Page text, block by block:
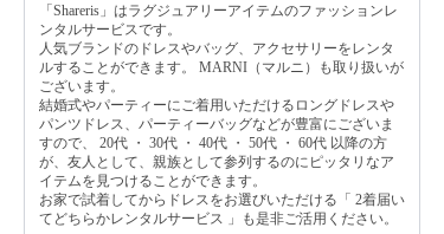
「Shareris」はラグジュアリーアイテムのファッションレ
ンタルサービスです。
人気ブランドのドレスやバッグ、アクセサリーをレンタ
ルすることができます。 MARNI（マルニ）も取り扱いが
ございます。
結婚式やパーティーにご着用いただけるロングドレスや
パンツドレス、パーティーバッグなどが豊富にございま
すので、 20代 ・ 30代 ・ 40代 ・ 50代 ・ 60代 以降の方
が、友人として、親族として参列するのにピッタリなア
イテムを見つけることができます。
お家で試着してからドレスをお選びいただける「 2着届い
てどちらかレンタルサービス
」も是非ご活用ください。